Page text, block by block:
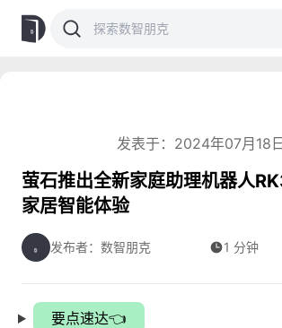
发表于：2024年07月18日
萤石推出全新家庭助理机器人
家居智能体验
发布者：数智朋克 1 分钟
要点速达👈